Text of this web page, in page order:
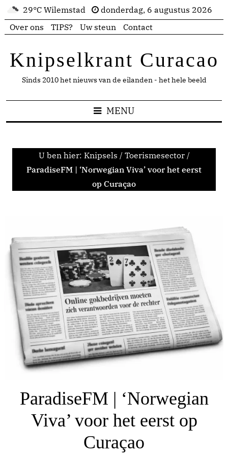
29°C Wilemstad
donderdag, 6 augustus 2026
Over ons
TIPS? Uw steun Contact
Knipselkrant Curacao
Sinds 2010 het nieuws van de eilanden - het hele beeld
MENU
U ben hier: Knipsels / Toerismesector /
ParadiseFM | ‘Norwegian Viva’ voor het eerst
op Curaçao
ParadiseFM | ‘Norwegian
Viva’ voor het eerst op
Curaçao